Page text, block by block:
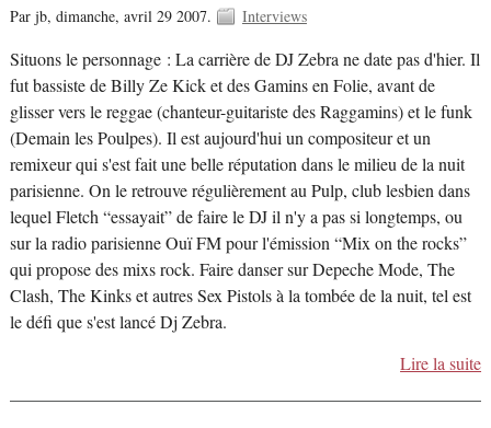
Par jb, dimanche, avril 29 2007. Interviews
Situons le personnage : La carrière de DJ Zebra ne date pas d'hier. Il
fut bassiste de Billy Ze Kick et des Gamins en Folie, avant de
glisser vers le reggae (chanteur-guitariste des Raggamins) et le funk
(Demain les Poulpes). Il est aujourd'hui un compositeur et un
remixeur qui s'est fait une belle réputation dans le milieu de la nuit
parisienne. On le retrouve régulièrement au Pulp, club lesbien dans
lequel Fletch “essayait” de faire le DJ il n'y a pas si longtemps, ou
sur la radio parisienne Ouï FM pour l'émission “Mix on the rocks”
qui propose des mixs rock. Faire danser sur Depeche Mode, The
Clash, The Kinks et autres Sex Pistols à la tombée de la nuit, tel est
le défi que s'est lancé Dj Zebra.
Lire la suite